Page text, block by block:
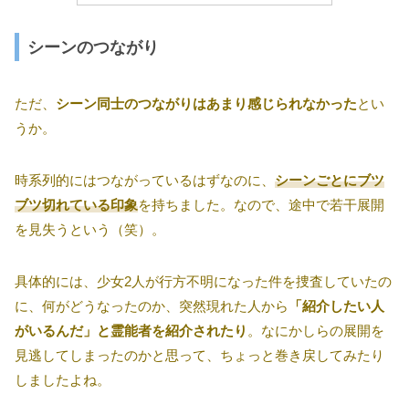
シーンのつながり
ただ、 シーン同士のつながりはあまり感じられなかったとい
うか。
時系列的にはつながっているはずなのに、 シーンごとにブツ
ブツ切れている印象を持ちました。なので、途中で若干展開
を見失うという（笑）。
具体的には、少女2人が行方不明になった件を捜査していたの
に、何がどうなったのか、突然現れた人から
「紹介したい人
がいるんだ」と霊能者を紹介されたり 。なにかしらの展開を
見逃してしまったのかと思って、ちょっと巻き戻してみたり
しましたよね。